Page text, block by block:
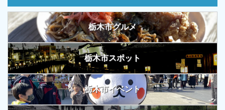
栃木市グルメ
栃木市スポット
栃木市イベント